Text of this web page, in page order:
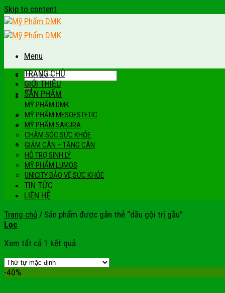
Skip to content
Menu
TRANG CHỦ
GIỚI THIỆU
SẢN PHẨM
MỸ PHẨM DMK
MỸ PHẨM MESOESTETIC
MỸ PHẨM SAKURA
CHĂM SÓC SỨC KHỎE
GIẢM CÂN – TĂNG CÂN
HỖ TRỢ SINH LÝ
MỸ PHẨM LUMOS
UNICITY BẢO VỆ SỨC KHỎE
TIN TỨC
LIÊN HỆ
Trang chủ / Sản phẩm được gắn thẻ “dầu gội trị gầu”
Lọc
Xem tất cả 1 kết quả
-40%